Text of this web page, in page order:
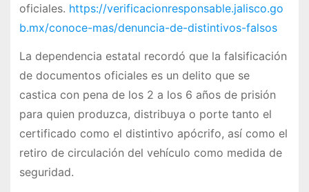
oficiales. https://verificacionresponsable.jalisco.go
b.mx/conoce-mas/denuncia-de-distintivos-falsos
La dependencia estatal recordó que la falsificación
de documentos oficiales es un delito que se
castica con pena de los 2 a los 6 años de prisión
para quien produzca, distribuya o porte tanto el
certificado como el distintivo apócrifo, así como el
retiro de circulación del vehículo como medida de
seguridad.